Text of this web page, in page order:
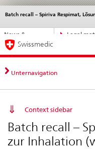
Direct
navigation:
news,
matters,
News &
Legal
Batch recall – Spiriva Respimat,
Languages
Service
Main
Navigation
Swissmedic
Unternavigation
Context sidebar
Batch recall –
zur Inhalation